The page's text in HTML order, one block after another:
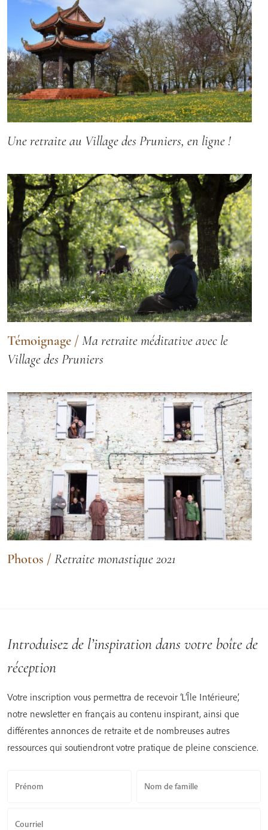
Une retraite au Village des Pruniers, en ligne !
Témoignage / Ma retraite méditative avec le
Village des Pruniers
Photos / Retraite monastique 2021
Introduisez de l’inspiration dans votre boîte de
réception
Votre inscription vous permettra de recevoir ‘L’Île Intérieure’,
notre newsletter en français au contenu inspirant, ainsi que
différentes annonces de retraite et de nombreuses autres
ressources qui soutiendront votre pratique de pleine conscience.
Prénom Nom de famille
Courriel